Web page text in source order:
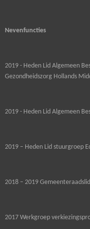
Nevenfuncties
2019 - Heden Lid Algemeen
Gezondheidszorg Hollands
2019 - Heden Lid Algemeen
2019 – Heden Lid stuurgroep
2018 – 2019
2017 Werkgroep